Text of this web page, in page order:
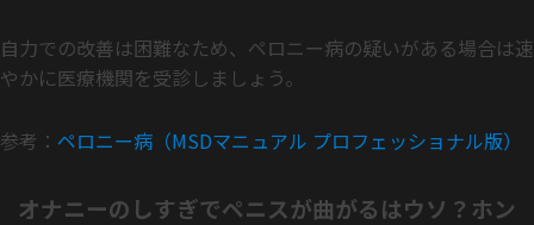
自力での改善は困難なため、ペロニー病の疑いがある場合は速
やかに医療機関を受診しましょう。
参考： ペロニー病（MSDマニュアル プロフェッショナル版）
オナニーのしすぎでペニスが曲がるはウソ？ホン